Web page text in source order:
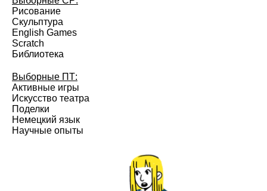
Рисование
Скульптура
English Games
Scratch
Библиотека
Выборные ПТ:
Активные игры
Искусство театра
Поделки
Немецкий язык
Научные опыты